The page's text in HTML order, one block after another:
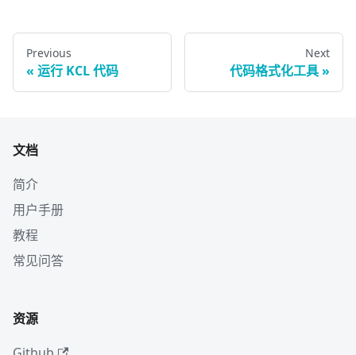
Previous
运行 KCL 代码
Next
代码格式化工具
文档
简介
用户手册
教程
常见问答
资源